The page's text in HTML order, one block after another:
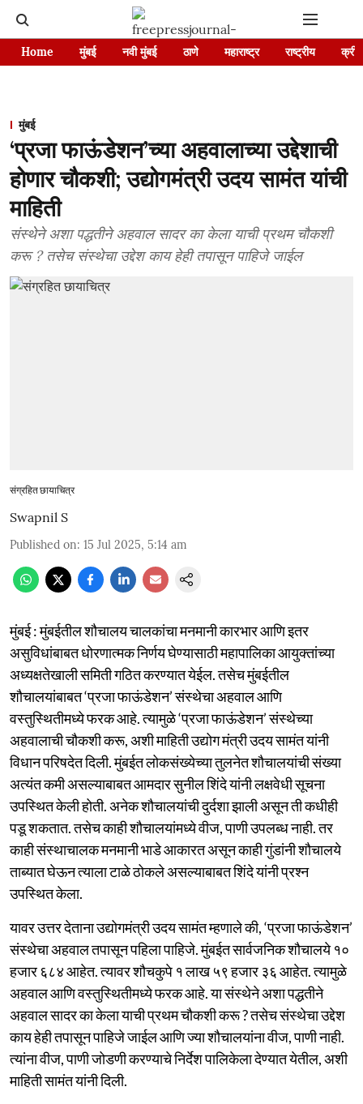
Home मुंबई नवी मुंबई ठाणे महाराष्ट्र राष्ट्रीय
मुंबई
‘प्रजा फाऊंडेशन’च्या अहवालाच्या उद्देशाची
होणार चौकशी; उद्योगमंत्री उदय सामंत यांची
माहिती
संस्थेने अशा पद्धतीने अहवाल सादर का केला याची प्रथम चौकशी
करू ? तसेच संस्थेचा उद्देश काय हेही तपासून पाहिजे जाईल
संग्रहित छायाचित्र
Swapnil S
Published on: 15 Jul 2025, 5:14 am
मुंबई : मुंबईतील शौचालय चालकांचा मनमानी कारभार आणि इतर
असुविधांबाबत धोरणात्मक निर्णय घेण्यासाठी महापालिका आयुक्तांच्या
अध्यक्षतेखाली समिती गठित करण्यात येईल. तसेच मुंबईतील
शौचालयांबाबत ‘प्रजा फाऊंडेशन’ संस्थेचा अहवाल आणि
वस्तुस्थितीमध्ये फरक आहे. त्यामुळे ‘प्रजा फाऊंडेशन’ संस्थेच्या
अहवालाची चौकशी करू, अशी माहिती उद्योग मंत्री उदय सामंत यांनी
विधान परिषदेत दिली. मुंबईत लोकसंख्येच्या तुलनेत शौचालयांची संख्या
अत्यंत कमी असल्याबाबत आमदार सुनील शिंदे यांनी लक्षवेधी सूचना
उपस्थित केली होती. अनेक शौचालयांची दुर्दशा झाली असून ती कधीही
पडू शकतात. तसेच काही शौचालयांमध्ये वीज, पाणी उपलब्ध नाही. तर
काही संस्थाचालक मनमानी भाडे आकारत असून काही गुंडांनी शौचालये
ताब्यात घेऊन त्याला टाळे ठोकले असल्याबाबत शिंदे यांनी प्रश्न
उपस्थित केला.
यावर उत्तर देताना उद्योगमंत्री उदय सामंत म्हणाले की, ‘प्रजा फाऊंडेशन’
संस्थेचा अहवाल तपासून पहिला पाहिजे. मुंबईत सार्वजनिक शौचालये १०
हजार ६८४ आहेत. त्यावर शौचकुपे १ लाख ५९ हजार ३६ आहेत. त्यामुळे
अहवाल आणि वस्तुस्थितीमध्ये फरक आहे. या संस्थेने अशा पद्धतीने
अहवाल सादर का केला याची प्रथम चौकशी करू ? तसेच संस्थेचा उद्देश
काय हेही तपासून पाहिजे जाईल आणि ज्या शौचालयांना वीज, पाणी नाही.
त्यांना वीज, पाणी जोडणी करण्याचे निर्देश पालिकेला देण्यात येतील, अशी
माहिती सामंत यांनी दिली.